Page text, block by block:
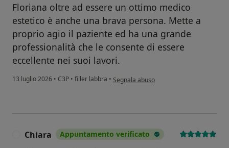
Floriana oltre ad essere un ottimo medico
estetico è anche una brava persona. Mette a
proprio agio il paziente ed ha una grande
professionalità che le consente di essere
eccellente nei suoi lavori.
13 luglio 2026 • C3P • filler labbra • secondo l'opinione dell'utente V.L.S
Segnala abuso
Chiara Appuntamento verificato